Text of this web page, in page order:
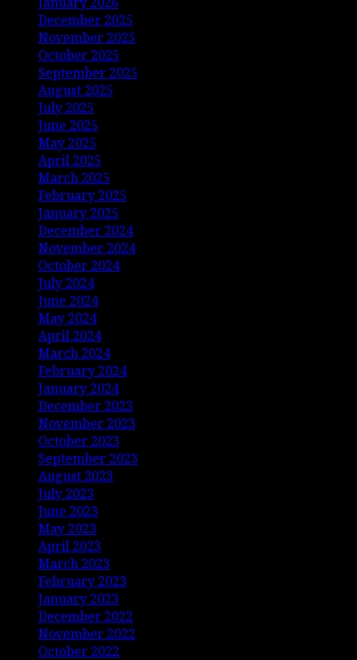
December 2025
November 2025
October 2025
September 2025
August 2025
July 2025
June 2025
May 2025
April 2025
March 2025
February 2025
January 2025
December 2024
November 2024
October 2024
July 2024
June 2024
May 2024
April 2024
March 2024
February 2024
January 2024
December 2023
November 2023
October 2023
September 2023
August 2023
July 2023
June 2023
May 2023
April 2023
March 2023
February 2023
January 2023
December 2022
November 2022
October 2022